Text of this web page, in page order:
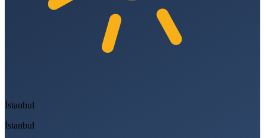
İstanbul
İstanbul